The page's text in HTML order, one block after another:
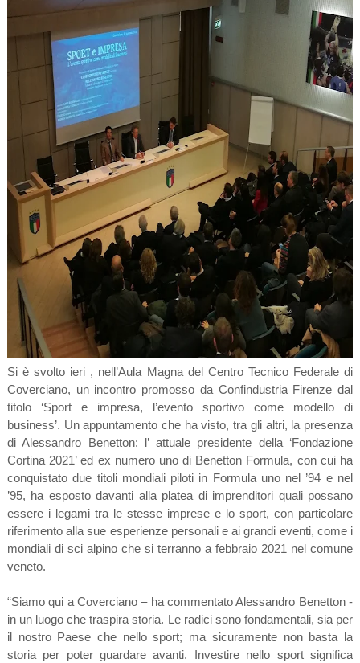
Si è svolto ieri , nell’Aula Magna del Centro Tecnico Federale di
Coverciano, un incontro promosso da Confindustria Firenze dal
titolo ‘Sport e impresa, l’evento sportivo come modello di
business’. Un appuntamento che ha visto, tra gli altri, la presenza
di Alessandro Benetton: l’ attuale presidente della ‘Fondazione
Cortina 2021’ ed ex numero uno di Benetton Formula, con cui ha
conquistato due titoli mondiali piloti in Formula uno nel ’94 e nel
’95, ha esposto davanti alla platea di imprenditori quali possano
essere i legami tra le stesse imprese e lo sport, con particolare
riferimento alla sue esperienze personali e ai grandi eventi, come i
mondiali di sci alpino che si terranno a febbraio 2021 nel comune
veneto.
“Siamo qui a Coverciano – ha commentato Alessandro Benetton -
in un luogo che traspira storia. Le radici sono fondamentali, sia per
il nostro Paese che nello sport; ma sicuramente non basta la
storia per poter guardare avanti. Investire nello sport significa